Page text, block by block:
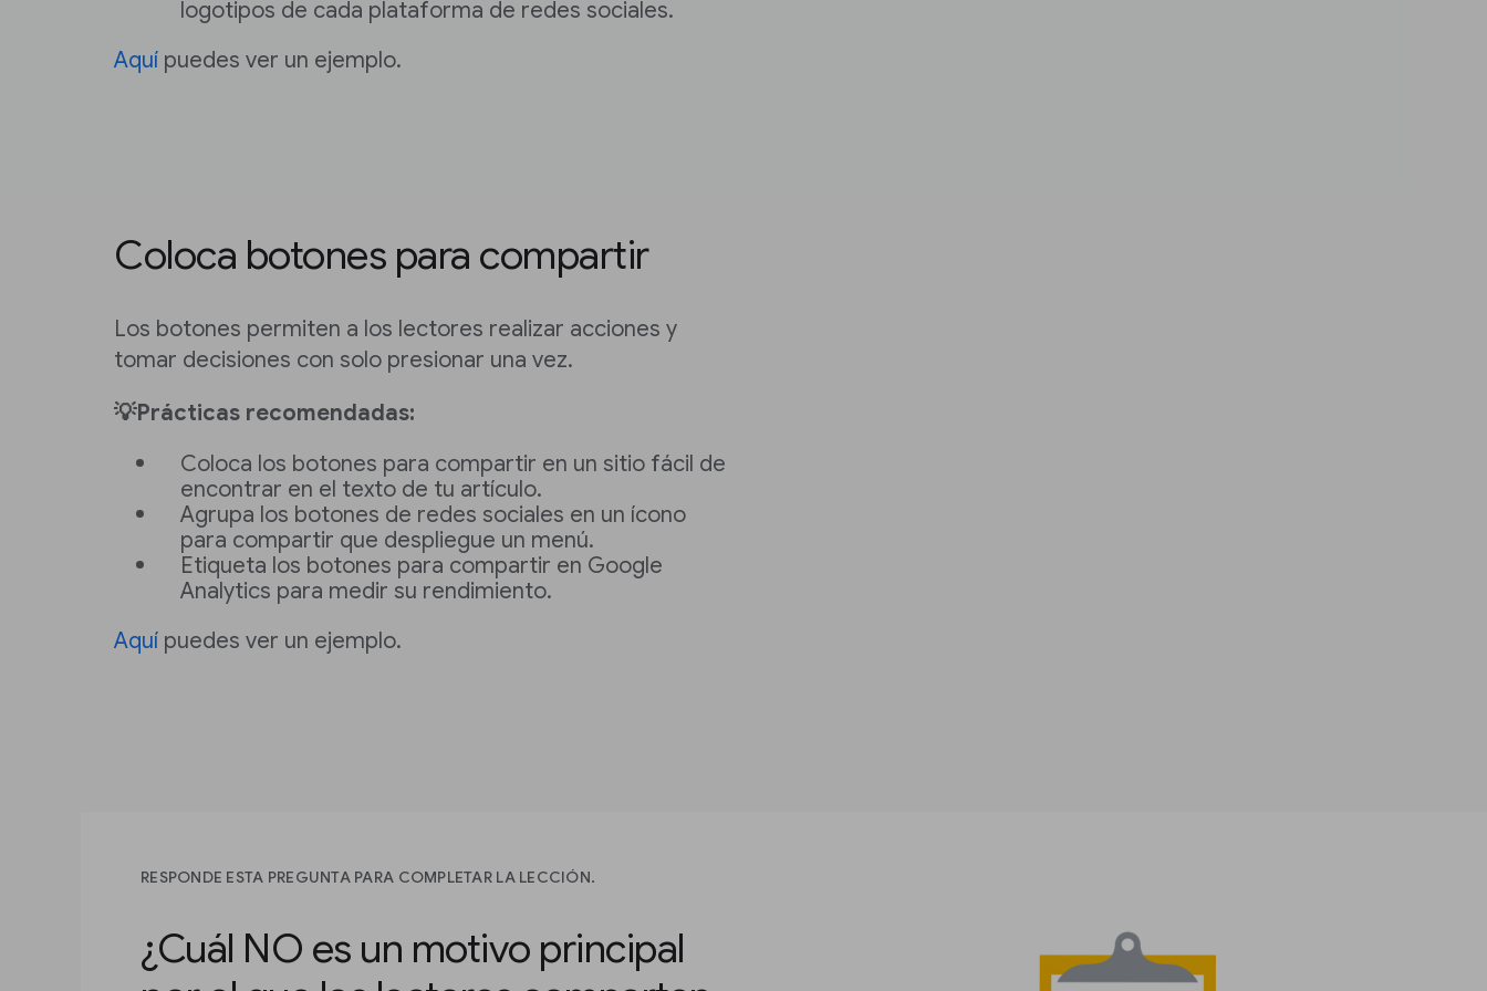
logotipos de cada plataforma de redes sociales.
Aquí puedes ver un ejemplo.
Coloca botones para compartir
Los botones permiten a los lectores realizar acciones y
tomar decisiones con solo presionar una vez.
💡Prácticas recomendadas:
Coloca los botones para compartir en un sitio fácil de
encontrar en el texto de tu artículo.
Agrupa los botones de redes sociales en un ícono
para compartir que despliegue un menú.
Etiqueta los botones para compartir en Google
Analytics para medir su rendimiento.
Aquí puedes ver un ejemplo.
RESPONDE ESTA PREGUNTA PARA COMPLETAR LA LECCIÓN.
¿Cuál NO es un motivo principal